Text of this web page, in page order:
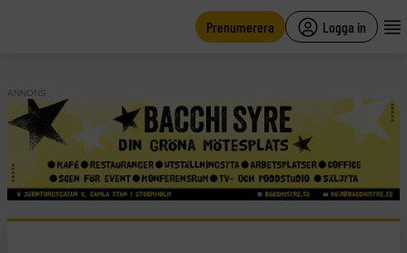
Prenumerera Logga in
ANNONS